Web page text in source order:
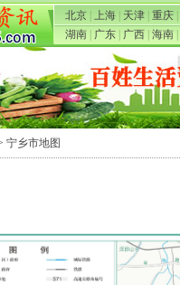
北京 上海 天津 重庆
湖南
广东 广西 海南
宁乡市地图